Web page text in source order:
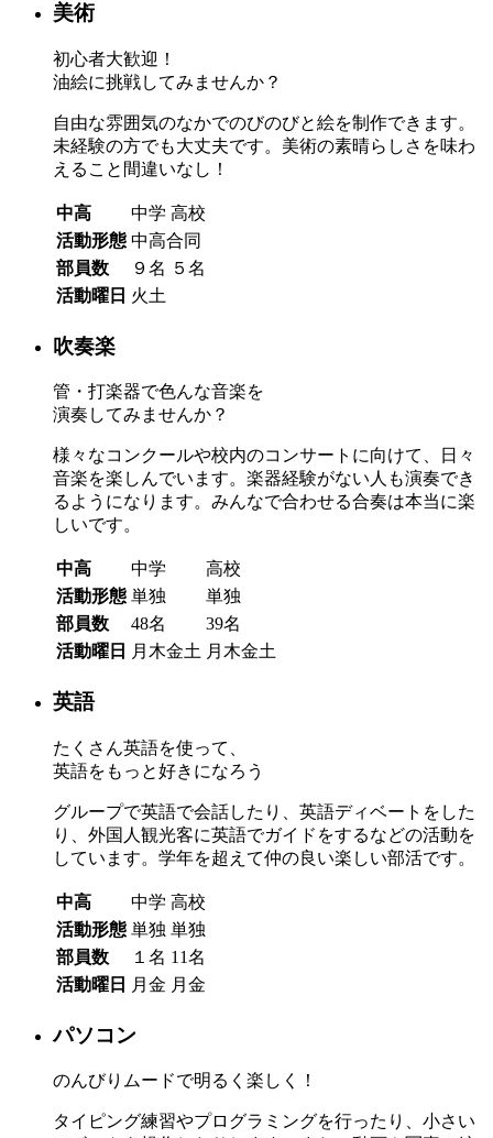
美術
初心者大歓迎！
油絵に挑戦してみませんか？
自由な雰囲気のなかでのびのびと絵を制作できます。
未経験の方でも大丈夫です。美術の素晴らしさを味わ
えること間違いなし！
中高 中学 高校
活動形態 中高合同
部員数
９名 ５名
活動曜日 火土
吹奏楽
管・打楽器で色んな音楽を
演奏してみませんか？
様々なコンクールや校内のコンサートに向けて、日々
音楽を楽しんでいます。楽器経験がない人も演奏でき
るようになります。みんなで合わせる合奏は本当に楽
しいです。
中高 中学
高校
活動形態 単独
単独
部員数
48名
39名
活動曜日 月木金土 月木金土
英語
たくさん英語を使って、
英語をもっと好きになろう
グループで英語で会話したり、英語ディベートをした
り、外国人観光客に英語でガイドをするなどの活動を
しています。学年を超えて仲の良い楽しい部活です。
中高 中学 高校
活動形態 単独 単独
部員数
１名 11名
活動曜日
月金 月金
パソコン
のんびりムードで明るく楽しく！
タイピング練習やプログラミングを行ったり、小さい